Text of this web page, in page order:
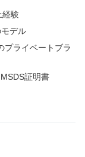
経験
デル
プライベートブラ
証明書